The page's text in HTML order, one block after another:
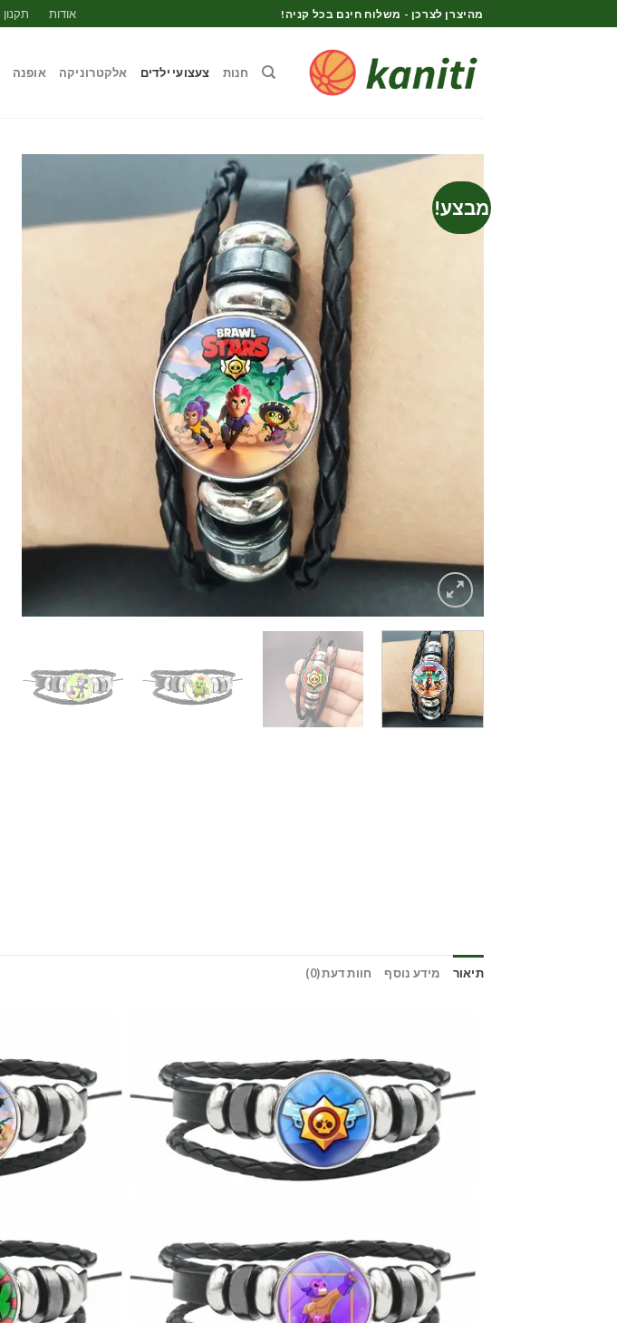
to
מהיצרן לצרכן - משלוח חינם בכל קניה! אודות תקנון
חנות צעצועי ילדים אלקטרוניקה אופנה
מבצע!
תיאור מידע נוסף חוות דעת (0)